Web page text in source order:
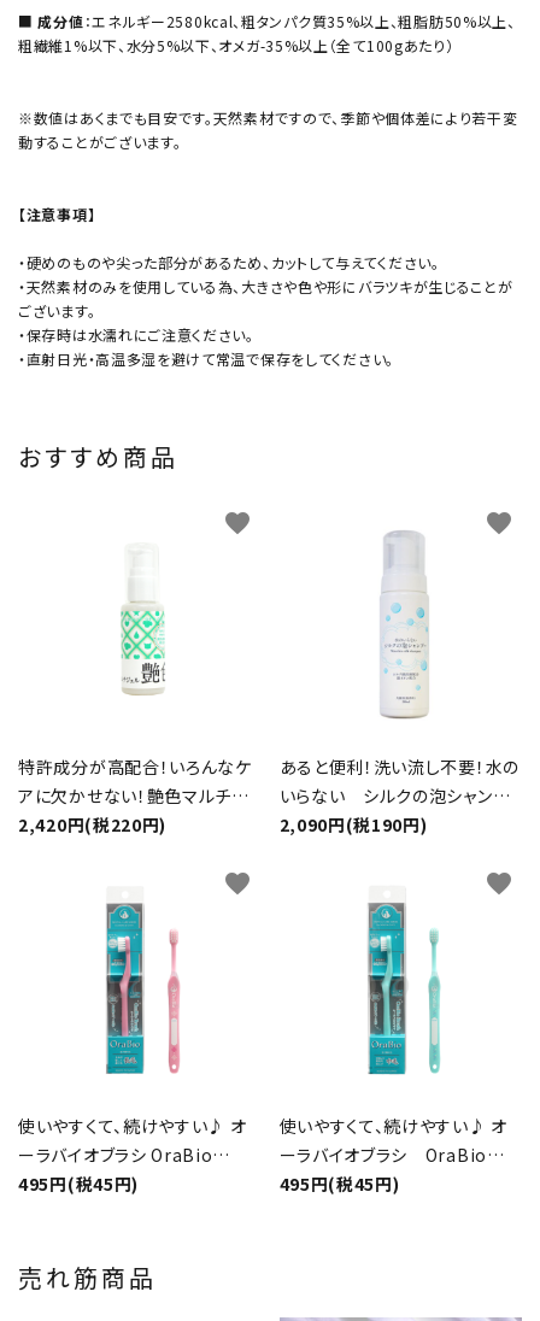
■成分値：エネルギー2580kcal、粗タンパク質35%以上、粗脂肪50%以上、
粗繊維1%以下、水分5%以下、オメガ-35%以上（全て100gあたり）
※数値はあくまでも目安です。天然素材ですので、季節や個体差により若干変
動することがございます。
【注意事項】
・硬めのものや尖った部分があるため、カットして与えてください。
・天然素材のみを使用している為、大きさや色や形にバラツキが生じることが
ございます。
・保存時は水濡れにご注意ください。
・直射日光・高温多湿を避けて常温で保存をしてください。
おすすめ商品
特許成分が高配合！いろんなケ
アに欠かせない！艶色マルチジ
ェル
2,420円(税220円)
favorite
あると便利！洗い流し不要！水の
いらない シルクの泡シャンプ
ー
2,090円(税190円)
favorite
使いやすくて、続けやすい♪ オ
ーラバイオブラシ OraBio
Brush 長毛 ピンク
495円(税45円)
favorite
使いやすくて、続けやすい♪ オ
ーラバイオブラシ OraBio
Brush 中毛 ブルー
495円(税45円)
favorite
売れ筋商品